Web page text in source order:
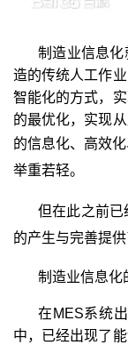
制造业信息化
造的传统人工作
智能化的方式，
的最优化，实现
的信息化、高效化
举重若轻。
但在此之前已
的产生与完善提供
制造业信息化
在MES系统
中，已经出现了